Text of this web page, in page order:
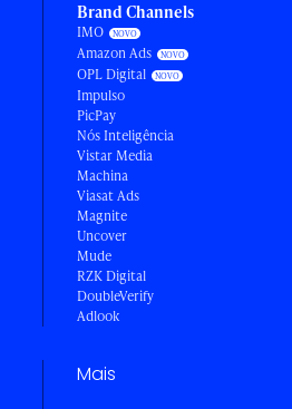
Brand Channels
IMO
Amazon Ads
OPL Digital
Impulso
PicPay
Nós Inteligência
Vistar Media
Machina
Viasat Ads
Magnite
Uncover
Mude
RZK Digital
DoubleVerify
Adlook
Mais